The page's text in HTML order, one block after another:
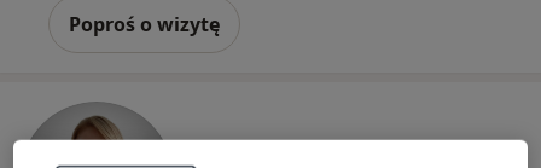
Poproś o wizytę